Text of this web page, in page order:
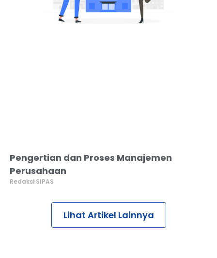
Pengertian dan Proses Manajemen
Perusahaan
Redaksi SIPAS
Lihat Artikel Lainnya